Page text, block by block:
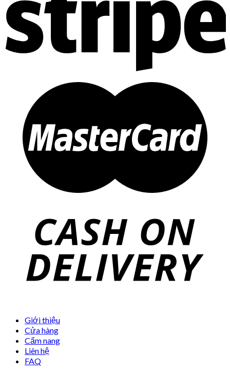
Giới thiệu
Cửa hàng
Cẩm nang
Liên hệ
FAQ